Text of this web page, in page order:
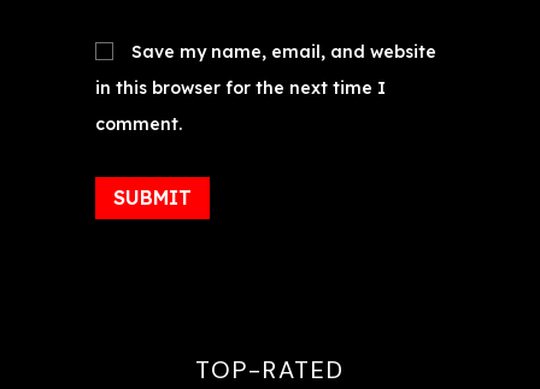
Save my name, email, and website
in this browser for the next time I
comment.
TOP-RATED